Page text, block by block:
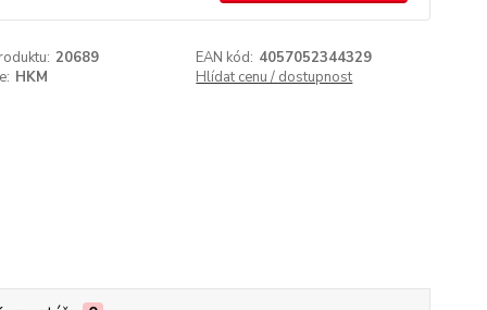
20689 EAN kód: 4057052344329
HKM Hlídat cenu / dostupnost